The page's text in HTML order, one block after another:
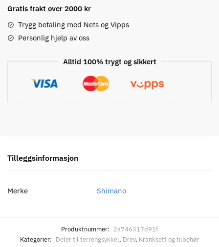
2-
delt
drev
Gratis frakt over 2000 kr
Trygg betaling med Nets og Vipps
Personlig hjelp av oss
Alltid 100% trygt og sikkert
Tilleggsinformasjon
Merke Shimano
Produktnummer: 2a746317d91f
Kategorier: Deler til terrengsykkel, Drev, Kranksett og tilbehør